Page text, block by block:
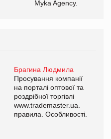
Myka Agency.
Брагина Людмила
Просування компанії
на порталі оптової та
роздрібної торгівлі
www.trademaster.ua.
правила. Особливості.